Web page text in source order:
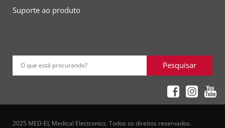
Suporte ao produto
O que está procurando? Pesquisar
2025 MED-EL Medical Electronics. Todos os direitos reservados.